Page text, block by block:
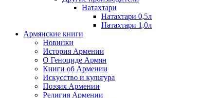
Натахтари
Натахтари 0,5л
Натахтари 1,0л
Армянские книги
Новинки
История Армении
О Геноциде Армян
Книги об Армении
Иcкусство и культура
Поэзия Армении
Религия Армении